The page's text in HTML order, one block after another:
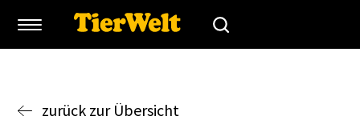
zurück zur Übersicht